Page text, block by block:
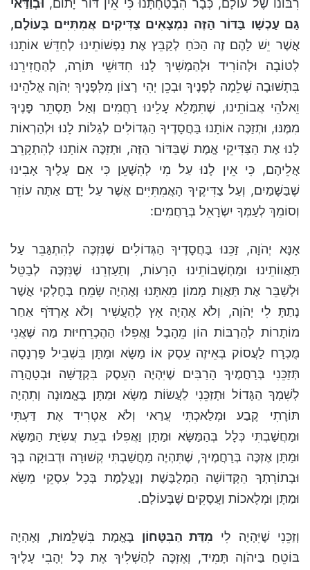
רִבּוֹנוֹ שֶׁל עוֹלָם, כְּבָר הִבְטַחְתָּנוּ כִּי אֵין דּוֹר יָתוֹם,
וּבְוַדַּאי
גַּם עַכְשָׁו בַּדּוֹר הַזֶּה נִמְצָאִים צַדִּיקִים אֲמִתִּיִּים בָּעוֹלָם,
אֲשֶׁר יֵשׁ לָהֶם זֶה הַכֹּחַ לְקַבֵּץ אֶת נַפְשׁוֹתֵינוּ לְחַדֵּשׁ אוֹתָנוּ
לְטוֹבָה וּלְהוֹרִיד וּלְהַמְשִׁיךְ לָנוּ חִדּוּשֵׁי תּוֹרָה, לְהַחֲזִירֵנוּ
בִּתְשׁוּבָה שְׁלֵמָה לְפָנֶיךָ וּבְכֵן יְהִי רָצוֹן מִלְּפָנֶיךָ יְהֹוָה אֱלֹהֵינוּ
וֵאלֹהֵי אֲבוֹתֵינוּ, שֶׁתִּמָּלֵא עָלֵינוּ רַחֲמִים וְאַל תַּסְתֵּר פָּנֶיךָ
מִמֶּנּוּ, וּתְזַכֶּה אוֹתָנוּ בַּחֲסָדֶיךָ הַגְּדוֹלִים לְגַלּוֹת לָנוּ וּלְהַרְאוֹת
לָנוּ אֶת הַצַּדִּיקֵי אֱמֶת שֶׁבַּדּוֹר הַזֶּה, וּתְזַכֶּה אוֹתָנוּ לְהִתְקָרֵב
אֲלֵיהֶם, כִּי אֵין לָנוּ עַל מִי לְהִשָּׁעֵן כִּי אִם עָלֶיךָ אָבִינוּ
שֶׁבַּשָּׁמַיִם, וְעַל צַדִּיקֶיךָ הָאֲמִתִּיִּים אֲשֶׁר עַל יָדָם אַתָּה עוֹזֵר
וְסוֹמֵךְ לְעַמְּךָ יִשְׂרָאֵל בְּרַחֲמִים:
אָנָּא יְהֹוָה, זַכֵּנוּ בַּחֲסָדֶיךָ הַגְּדוֹלִים שֶׁנִּזְכֶּה לְהִתְגַּבֵּר עַל
תַּאֲווֹתֵינוּ וּמַחְשְׁבוֹתֵינוּ הָרָעוֹת, וְתַעַזְרֵנוּ שֶׁנִּזְכֶּה לְבַטֵּל
וּלְשַׁבֵּר אֶת תַּאֲוַת מָמוֹן מֵאִתָּנוּ וְאֶהְיֶה שָׂמֵחַ בְּחֶלְקִי אֲשֶׁר
נָתַתָּ לִי יְהֹוָה, וְלֹא אֶהְיֶה אָץ לְהַעֲשִׁיר וְלֹא אֶרְדֹּף אַחַר
מוֹתָרוֹת לְהַרְבּוֹת הוֹן מֵהָבֶל וַאֲפִלּוּ הַהֶכְרֵחִיּוּת מַה שֶּׁאֲנִי
מֻכְרָח לַעֲסוֹק בְּאֵיזֶה עֵסֶק אוֹ מַשָּׂא וּמַתָּן בִּשְׁבִיל פַּרְנָסָה
תְּזַכֵּנִי בְּרַחֲמֶיךָ הָרַבִּים שֶׁיִּהְיֶה הָעֵסֶק בִּקְדֻשָּׁה וּבְטָהֳרָה
לְשִׁמְךָ הַגָּדוֹל וּתְזַכֵּנִי לַעֲשׂוֹת מַשָּׂא וּמַתָּן בֶּאֱמוּנָה וְתִהְיֶה
תּוֹרָתִי קֶבַע וּמְלַאכְתִּי עֲרַאי וְלֹא אַטְרִיד אֶת דַּעְתִּי
וּמַחֲשַׁבְתִּי כְּלָל בְּהַמַּשָּׂא וּמַתָּן וַאֲפִלּוּ בְּעֵת עֲשִׂיַּת הַמַּשָּׂא
וּמַתָּן אֶזְכֶּה בְּרַחֲמֶיךָ, שֶׁתִּהְיֶה מַחֲשַׁבְתִּי קְשׁוּרָה וּדְבוּקָה בְּךָ
וּבְתוֹרָתְךָ הַקְּדוֹשָׁה הַמְלֻבֶּשֶׁת וְנֶעֱלֶמֶת בְּכָל עִסְקֵי מַשָּׂא
וּמַתָּן וּמְלָאכוֹת וַעֲסָקִים שֶׁבָּעוֹלָם.
וְזַכֵּנִי שֶׁיִּהְיֶה לִי מִדַּת הַבִּטָּחוֹן בֶּאֱמֶת בִּשְׁלֵמוּת, וְאֶהְיֶה
בּוֹטֵחַ בַּיהֹוָה תָּמִיד, וְאֶזְכֶּה לְהַשְׁלִיךְ אֶת כָּל יְהָבִי עָלֶיךָ